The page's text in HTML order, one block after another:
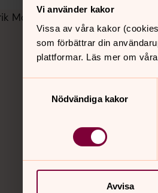
Vi använder kakor
Vissa av våra kakor
som förbättrar din
plattformar. Läs mer om
Nödvändiga kakor
Avvisa
Modéus är Växjö stifts